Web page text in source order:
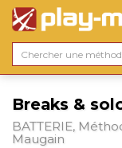
Breaks &
BATTERIE,
Maugain